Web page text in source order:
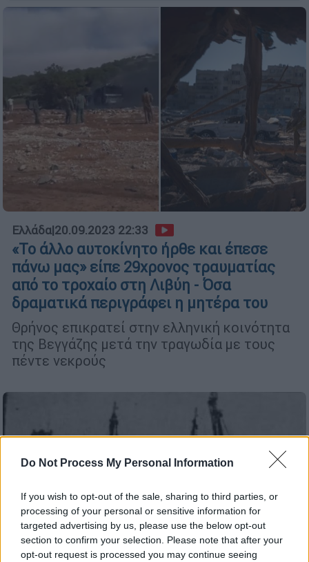
Do Not Process My Personal Information
If you wish to opt-out of the sale, sharing to third parties, or
processing of your personal or sensitive information for
targeted advertising by us, please use the below opt-out
section to confirm your selection. Please note that after your
opt-out request is processed you may continue seeing
Ελλάδα|20.09.2023 22:33
«Το άλλο αυτοκίνητο ήρθε και έπεσε
πάνω μας» είπε 29χρονος τραυματίας
από το τροχαίο στη Λιβύη - Όσα
δραματικά περιγράφει η μητέρα του
Θρήνος επικρατεί στην ελληνική κοινότητα
της Βεγγάζης μετά την τραγωδία με τους
πέντε νεκρούς